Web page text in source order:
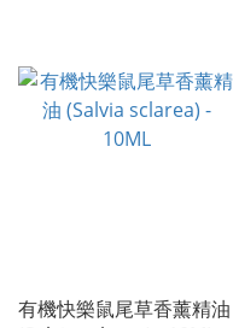
有機快樂鼠尾草香薰精油